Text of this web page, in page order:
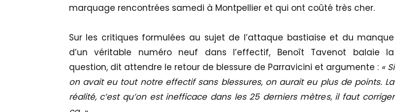
marquage rencontrées samedi à Montpellier et qui ont coûté très cher.
Sur les critiques formulées au sujet de l’attaque bastiaise et du manque
d’un véritable numéro neuf dans l’effectif, Benoît Tavenot balaie la
question, dit attendre le retour de blessure de Parravicini et argumente : « Si
on avait eu tout notre effectif sans blessures, on aurait eu plus de points. La
réalité, c’est qu’on est inefficace dans les 25 derniers mètres, il faut corriger